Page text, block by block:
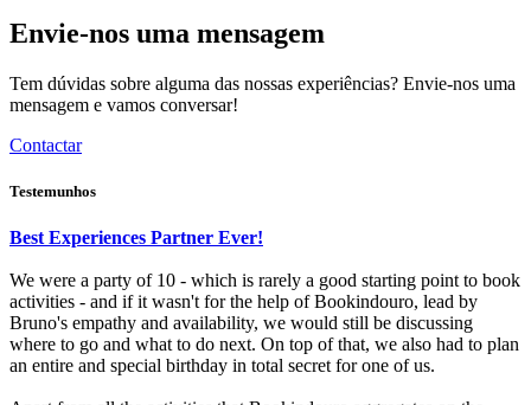
Envie-nos uma mensagem
Tem dúvidas sobre alguma das nossas experiências? Envie-nos uma
mensagem e vamos conversar!
Contactar
Testemunhos
Best Experiences Partner Ever!
We were a party of 10 - which is rarely a good starting point to book
activities - and if it wasn't for the help of Bookindouro, lead by
Bruno's empathy and availability, we would still be discussing
where to go and what to do next. On top of that, we also had to plan
an entire and special birthday in total secret for one of us.